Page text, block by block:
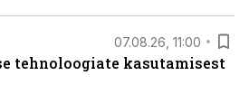
07.08.26, 11:00
tehnoloogiate kasutamisest